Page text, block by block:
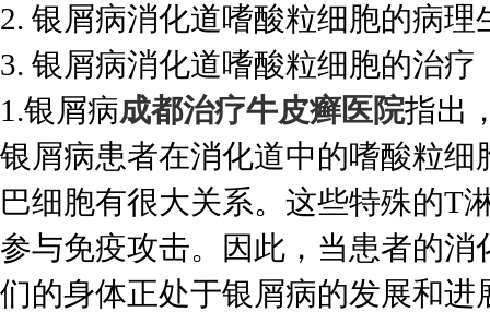
2. 银屑病消化道嗜酸粒细胞的病理
3. 银屑病消化道嗜酸粒细胞的治疗
1.银屑病成都治疗牛皮癣医院指出
银屑病患者在消化道中的嗜酸粒
巴细胞有很大关系。这些特殊的T
参与免疫攻击。因此，当患者的
们的身体正处于银屑病的发展和